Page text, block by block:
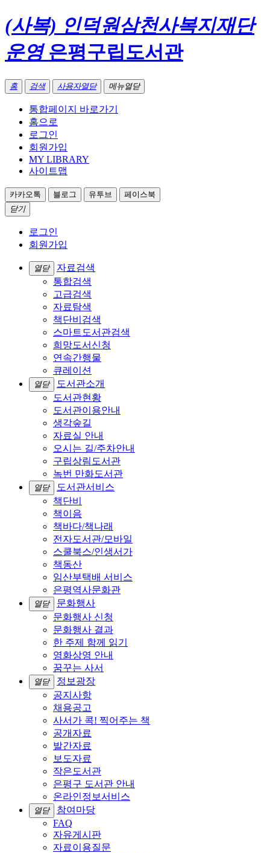
(사복) 인덕원삼천사복지재단
운영은평구립도서관
홈 검색 사용자열닫 메뉴열닫
통합페이지 바로가기
홈으로
로그인
회원가입
MY LIBRARY
사이트맵
카카오톡 블로그 유투브
페이스북
닫기
로그인
회원가입
열닫
자료검색
통합검색
고급검색
자료탐색
책단비검색
스마트도서관검색
희망도서신청
연속간행물
큐레이션
열닫
도서관소개
도서관현황
도서관이용안내
생각숲길
자료실 안내
오시는 길/주차안내
구립상림도서관
녹번 만화도서관
열닫
도서관서비스
책단비
책이음
책바다/책나래
전자도서관/모바일
스쿨북스/인생서가
책동산
임산부택배 서비스
은평역사문화관
열닫
문화행사
문화행사 신청
문화행사 결과
한 주제 함께 읽기
영화상영 안내
꿈꾸는 사서
열닫
정보광장
공지사항
채용공고
사서가 콕! 찍어주는 책
공개자료
발간자료
보도자료
작은도서관
은평구 도서관 안내
온라인정보서비스
열닫
참여마당
FAQ
자유게시판
자료이용질문